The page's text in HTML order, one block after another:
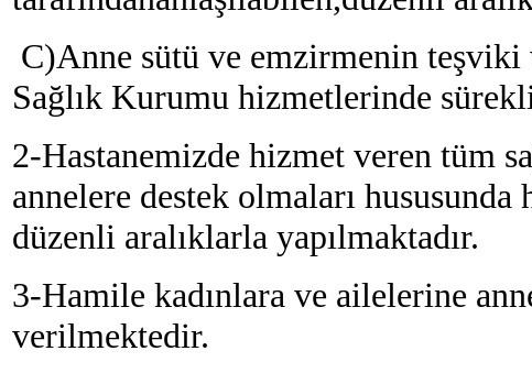
C)Anne sütü ve emzirmenin teşviki
Sağlık Kurumu hizmetlerinde
2-Hastanemizde hizmet veren tüm
annelere destek olmaları
düzenli aralıklarla yapılmaktadır.
3-Hamile kadınlara ve ailelerine
verilmektedir.